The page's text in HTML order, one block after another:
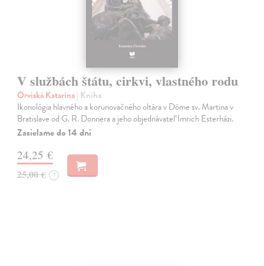
V službách štátu, cirkvi, vlastného rodu
Orviská Katarína| Kniha
Ikonológia hlavného a korunovačného oltára v Dóme sv. Martina v
Bratislave od G. R. Donnera a jeho objednávateľ Imrich Esterházi.
Zasielame do 14 dní
24,25 €
25,00 € ?